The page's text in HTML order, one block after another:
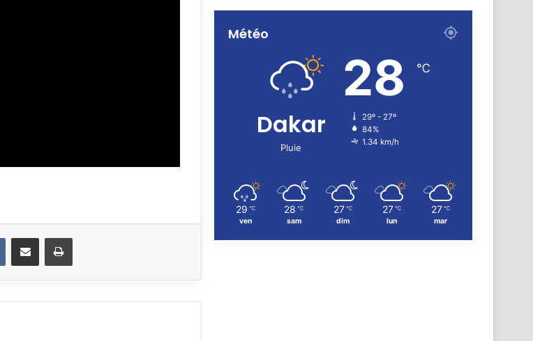
VKontaktePartager par email Imprimer
Météo
Dakar
Pluie
28 ℃
29º - 27º
84%
1.34 km/h
29 ℃
ven
28 ℃
sam
27 ℃
dim
27 ℃
lun
27 ℃
mar